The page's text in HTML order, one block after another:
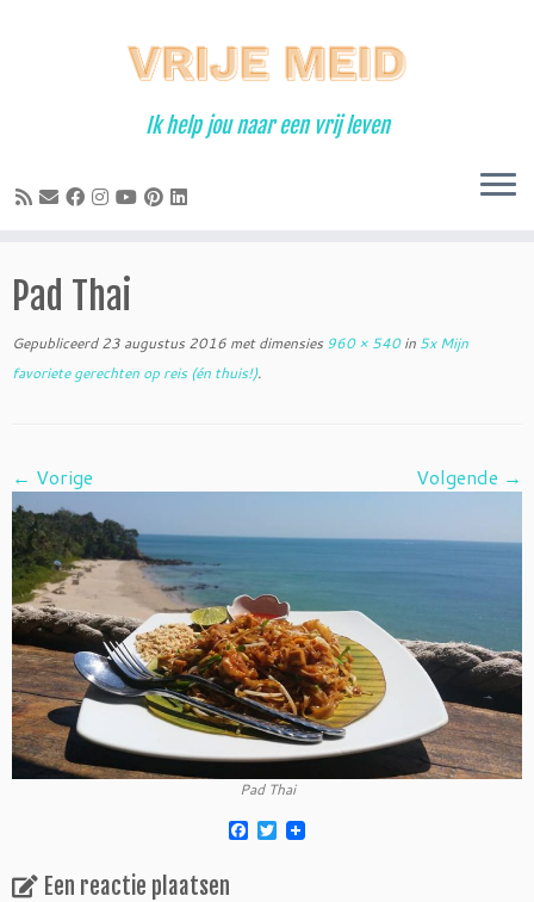
Ik help jou naar een vrij leven
Pad Thai
Gepubliceerd 23 augustus 2016 met dimensies 960 × 540in 5x Mijn
favoriete gerechten op reis (én thuis!).
← Vorige Volgende →
Pad Thai
F T
w
Een reactie plaatsen